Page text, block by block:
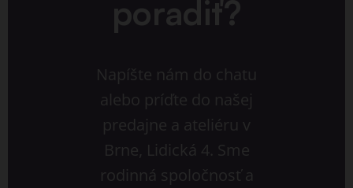
poradiť?
Napíšte nám do chatu
alebo príďte do našej
predajne a ateliéru v
Brne, Lidická 4. Sme
rodinná spoločnosť a